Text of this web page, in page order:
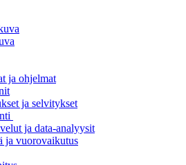
ja ohjelmat
ja selvitykset
ja data-analyysit
ja vuorovaikutus